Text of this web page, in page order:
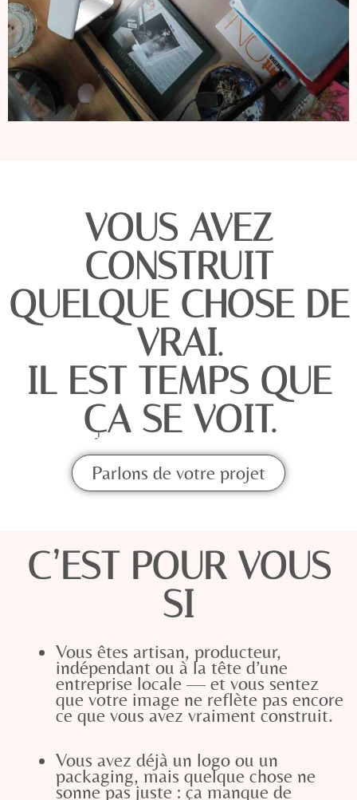
VOUS AVEZ
CONSTRUIT
QUELQUE CHOSE DE
VRAI.
IL EST TEMPS QUE
ÇA SE VOIT.
Parlons de votre projet
C’EST POUR VOUS
SI
Vous êtes artisan, producteur,
indépendant ou à la tête d’une
entreprise locale — et vous sentez
que votre image ne reflète pas encore
ce que vous avez vraiment construit.
Vous avez déjà un logo ou un
packaging, mais quelque chose ne
sonne pas juste : ça manque de